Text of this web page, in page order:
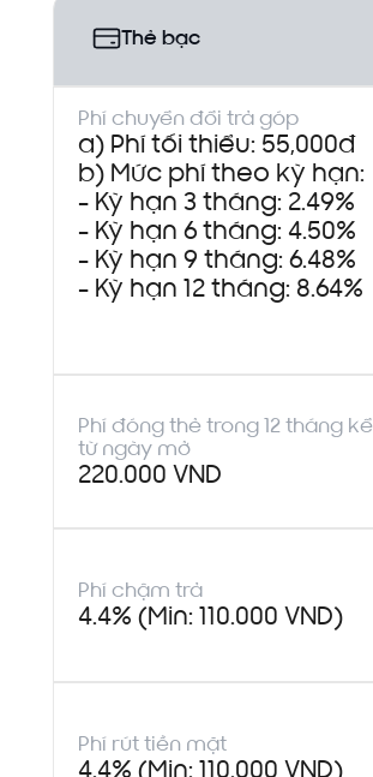
Thẻ bạc
Phí chuyển đổi trả góp
a) Phí tối thiểu: 55,000đ
b) Mức phí theo kỳ hạn:
- Kỳ hạn 3 tháng: 2.49%
- Kỳ hạn 6 tháng: 4.50%
- Kỳ hạn 9 tháng: 6.48%
- Kỳ hạn 12 tháng: 8.64%
Phí đóng thẻ trong 12 tháng kể
từ ngày mở
220.000 VND
Phí chậm trả
4.4% (Min: 110.000 VND)
Phí rút tiền mặt
4.4% (Min: 110.000 VND)